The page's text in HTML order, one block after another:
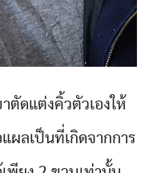
ตัดแต่งคิ้วตัวเองให้
ผลเป็นที่เกิดจากการ